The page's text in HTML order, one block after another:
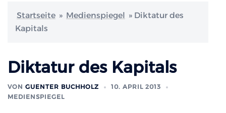
Startseite » Medienspiegel » Diktatur des
Kapitals
Diktatur des Kapitals
VON GUENTER BUCHHOLZ
10. APRIL 2013
MEDIENSPIEGEL